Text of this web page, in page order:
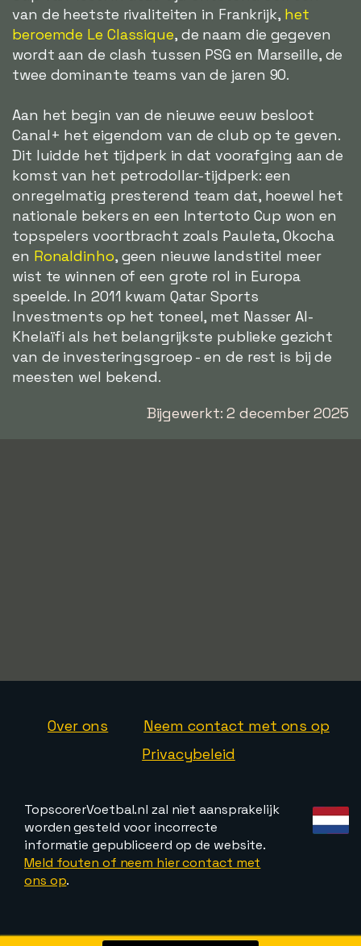
van de heetste rivaliteiten in Frankrijk, het
beroemde Le Classique, de naam die gegeven
wordt aan de clash tussen PSG en Marseille, de
twee dominante teams van de jaren 90.
Aan het begin van de nieuwe eeuw besloot
Canal+ het eigendom van de club op te geven.
Dit luidde het tijdperk in dat voorafging aan de
komst van het petrodollar-tijdperk: een
onregelmatig presterend team dat, hoewel het
nationale bekers en een Intertoto Cup won en
topspelers voortbracht zoals Pauleta, Okocha
en Ronaldinho, geen nieuwe landstitel meer
wist te winnen of een grote rol in Europa
speelde. In 2011 kwam Qatar Sports
Investments op het toneel, met Nasser Al-
Khelaïfi als het belangrijkste publieke gezicht
van de investeringsgroep - en de rest is bij de
meesten wel bekend.
Bijgewerkt: 2 december 2025
Over ons
Neem contact met ons op
Privacybeleid
TopscorerVoetbal.nl zal niet aansprakelijk
worden gesteld voor incorrecte
informatie gepubliceerd op de website.
Meld fouten of neem hier contact met
ons op.